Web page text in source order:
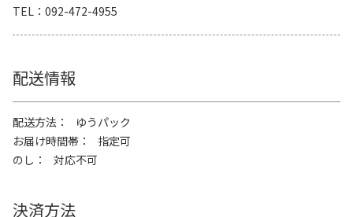
TEL
092-472-4955
配送情報
配送方法
ゆうパック
お届け時間帯
指定可
のし
対応不可
決済方法